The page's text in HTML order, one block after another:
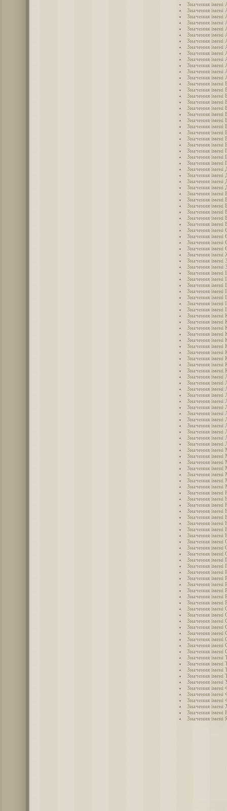
Значення імені
Значення імені
Значення імені
Значення імені
Значення імені
Значення імені
Значення імені
Значення імені
Значення імені
Значення імені
Значення імені
Значення імені
Значення імені
Значення імені
Значення імені
Значення імені
Значення імені
Значення імені
Значення імені
Значення імені
Значення імені
Значення імені
Значення імені
Значення імені
Значення імені
Значення імені
Значення імені
Значення імені
Значення імені
Значення імені
Значення імені
Значення імені
Значення імені
Значення імені
Значення імені
Значення імені
Значення імені
Значення імені
Значення імені
Значення імені
Значення імені
Значення імені
Значення імені
Значення імені
Значення імені
Значення імені
Значення імені
Значення імені
Значення імені
Значення імені
Значення імені
Значення імені
Значення імені
Значення імені
Значення імені
Значення імені
Значення імені
Значення імені
Значення імені
Значення імені
Значення імені
Значення імені
Значення імені
Значення імені
Значення імені
Значення імені
Значення імені
Значення імені
Значення імені
Значення імені
Значення імені
Значення імені
Значення імені
Значення імені
Значення імені
Значення імені
Значення імені
Значення імені
Значення імені
Значення імені
Значення імені
Значення імені
Значення імені
Значення імені
Значення імені
Значення імені
Значення імені
Значення імені
Значення імені
Значення імені
Значення імені
Значення імені
Значення імені
Значення імені
Значення імені
Значення імені
Значення імені
Значення імені
Значення імені
Значення імені
Значення імені
Значення імені
Значення імені
Значення імені
Значення імені
Значення імені
Значення імені
Значення імені
Значення імені
Значення імені
Значення імені
Значення імені
Значення імені
Значення імені
Значення імені
Значення імені
Значення імені
Значення імені